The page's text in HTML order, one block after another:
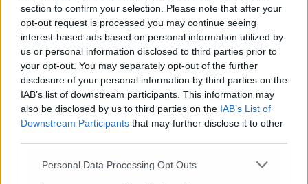
section to confirm your selection. Please note that after your
opt-out request is processed you may continue seeing
interest-based ads based on personal information utilized by
us or personal information disclosed to third parties prior to
your opt-out. You may separately opt-out of the further
disclosure of your personal information by third parties on the
IAB’s list of downstream participants. This information may
also be disclosed by us to third parties on the IAB’s List of
Downstream Participants that may further disclose it to other
Personal Data Processing Opt Outs
Commenti